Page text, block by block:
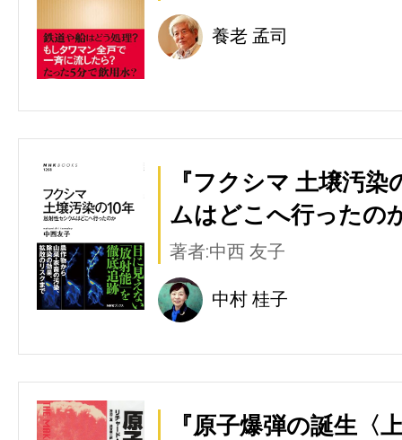
養老 孟司
『フクシマ 土壌汚
ムはどこへ行ったの
著者:中西 友子
中村 桂子
『原子爆弾の誕生〈